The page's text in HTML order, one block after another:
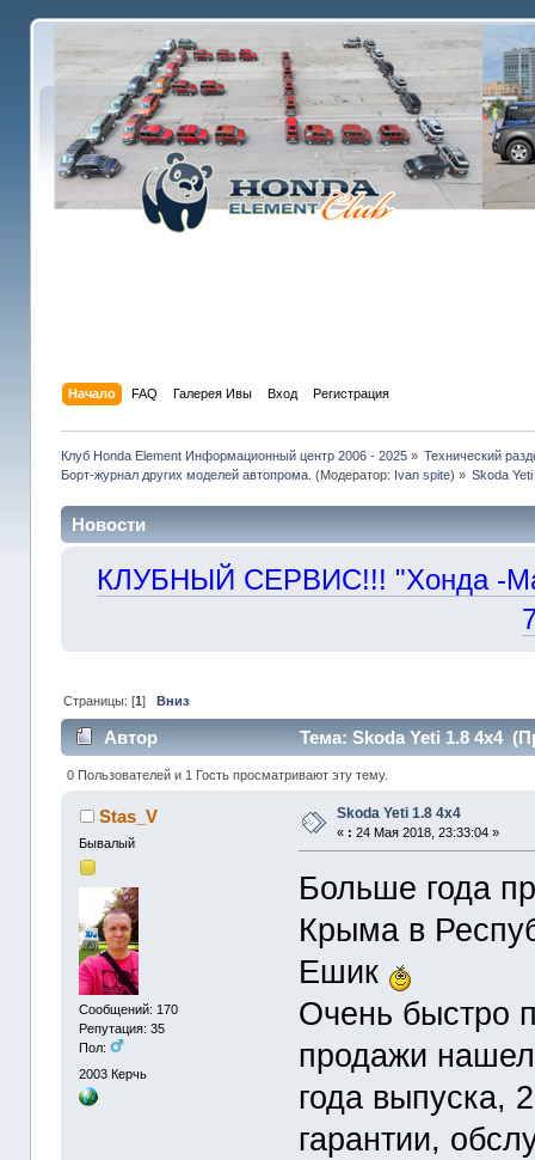
Начало FAQ Галерея Ивы Вход Регистрация
Клуб Honda Element Информационный центр 2006 - 2025» Технический
Борт-журнал других моделей автопрома. (Модератор: Ivan spite) » Skoda
Новости
КЛУБНЫЙ СЕРВИС!!! "Хонда -
Страницы: [1] Вниз
Автор Тема: Skoda Yeti 1.8 4x4
0 Пользователей и 1 Гость просматривают эту тему.
Stas_V
Бывалый
Сообщений: 170
Репутация: 35
Пол:
2003 Керчь
Skoda Yeti 1.8 4x4
« : 24 Мая 2018, 23:33:04 »
Больше года
Крыма в
Ешик
Очень быстро
продажи
года выпуска,
гарантии,